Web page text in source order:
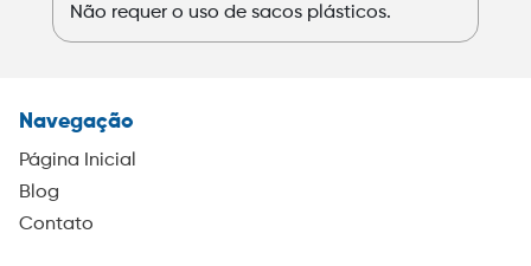
Não requer o uso de sacos plásticos.
Navegação
Página Inicial
Blog
Contato